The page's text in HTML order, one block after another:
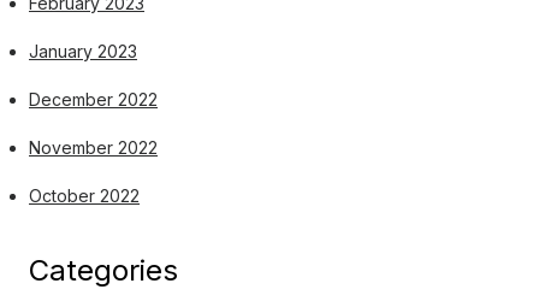
January 2023
December 2022
November 2022
October 2022
Categories